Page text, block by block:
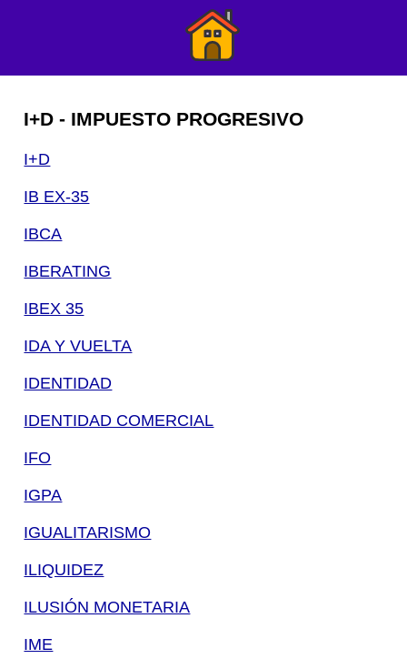
I+D - IMPUESTO PROGRESIVO
I+D
IB EX-35
IBCA
IBERATING
IBEX 35
IDA Y VUELTA
IDENTIDAD
IDENTIDAD COMERCIAL
IFO
IGPA
IGUALITARISMO
ILIQUIDEZ
ILUSIÓN MONETARIA
IME